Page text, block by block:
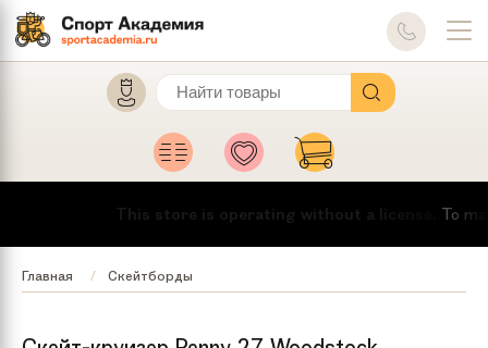
This store is operating without a license. To
Главная Скейтборды